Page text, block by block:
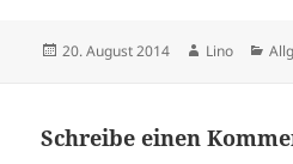
Veröffentlicht
20. August 2014 Autor
Lino
Schreibe einen